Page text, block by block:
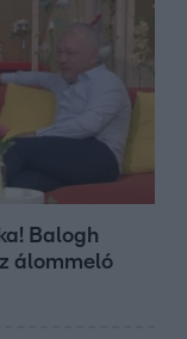
Balogh
álommeló